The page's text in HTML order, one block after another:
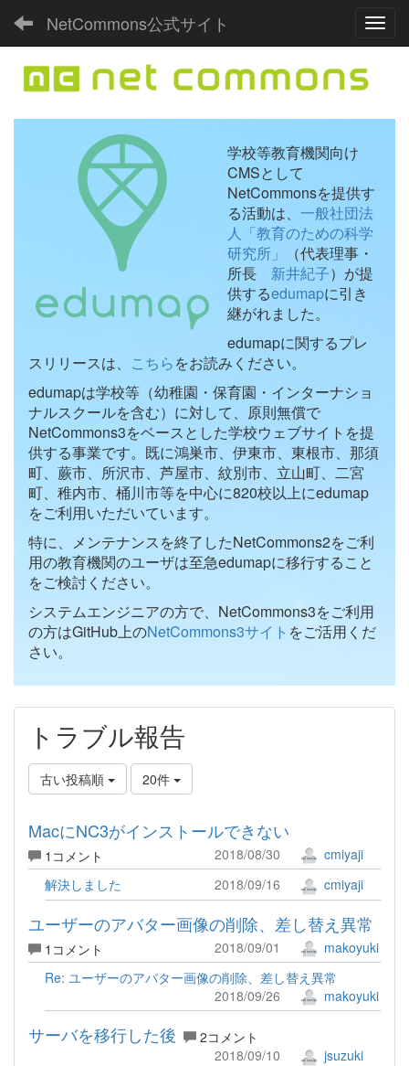
NetCommons公式サイト
学校等教育機関向け
CMSとして
NetCommonsを提供す
る活動は、 一般社団法
人「教育のための科学
研究所」
（代表理事・
所長 新井紀子）が提
供するedumapに引き
継がれました。
edumapに関するプレ
スリリースは、 こちらをお読みください。
edumapは学校等（幼稚園・保育園・インターナショ
ナルスクールを含む）に対して、原則無償で
NetCommons3をベースとした学校ウェブサイトを提
供する事業です。既に鴻巣市、伊東市、東根市、那須
町、蕨市、所沢市、芦屋市、紋別市、立山町、二宮
町、稚内市、桶川市等を中心に820校以上にedumap
をご利用いただいています。
特に、メンテナンスを終了したNetCommons2をご利
用の教育機関のユーザは至急edumapに移行すること
をご検討ください。
システムエンジニアの方で、NetCommons3をご利用
の方はGitHub上のNetCommons3サイト をご活用くだ
さい。
トラブル報告
古い投稿順 20件
MacにNC3がインストールできない
1コメント 2018/08/30
cmiyaji
解決しました
2018/09/16 cmiyaji
ユーザーのアバター画像の削除、差し替え異常
1コメント 2018/09/01
makoyuki
Re: ユーザーのアバター画像の削除、差し替え異常
2018/09/26
makoyuki
サーバを移行した後
2コメント
2018/09/10
jsuzuki